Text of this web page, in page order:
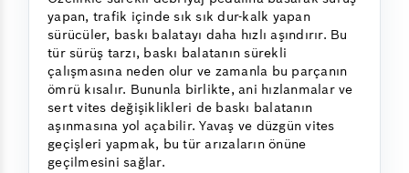
yapan, trafik içinde sık sık dur-kalk yapan
sürücüler, baskı balatayı daha hızlı aşındırır. Bu
tür sürüş tarzı, baskı balatanın sürekli
çalışmasına neden olur ve zamanla bu parçanın
ömrü kısalır. Bununla birlikte, ani hızlanmalar ve
sert vites değişiklikleri de baskı balatanın
aşınmasına yol açabilir. Yavaş ve düzgün vites
geçişleri yapmak, bu tür arızaların önüne
geçilmesini sağlar.